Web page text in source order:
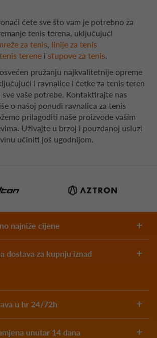
ćete sve što vam je potrebno za
tenis terena, uključujući
za tenis, linije za tenis
terene i stupove za tenis.
pružanju najkvalitetnije opreme
i ravnalice i četke za tenis teren
vaše potrebe. Kontaktirajte nas
o našoj ponudi ravnalica za tenis
prilagoditi naše proizvode vašim
Uživajte u brzoj i pouzdanoj usluzi
učiniti još ugodnijom.
najniže cijene
dostava za kupnju iznad
u hr 24/72h
unutar 14 dana